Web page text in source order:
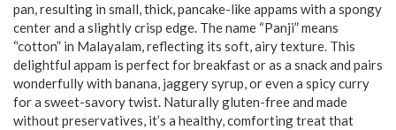
pan, resulting in small, thick, pancake-like appams with a spongy
center and a slightly crisp edge. The name “Panji” means
“cotton” in Malayalam, reflecting its soft, airy texture. This
delightful appam is perfect for breakfast or as a snack and pairs
wonderfully with banana, jaggery syrup, or even a spicy curry
for a sweet-savory twist. Naturally gluten-free and made
without preservatives, it’s a healthy, comforting treat that